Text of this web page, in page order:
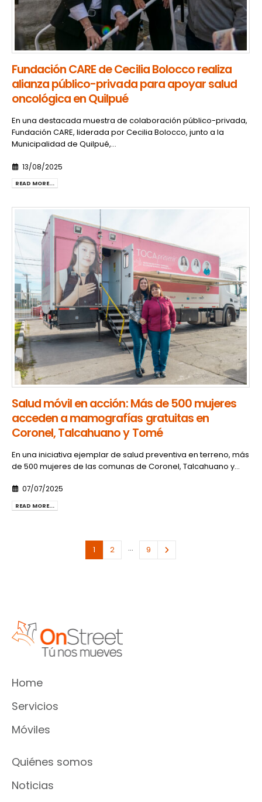
Fundación CARE de Cecilia Bolocco realiza
alianza público-privada para apoyar salud
oncológica en Quilpué
En una destacada muestra de colaboración público-privada,
Fundación CARE, liderada por Cecilia Bolocco, junto a la
Municipalidad de Quilpué,...
13/08/2025
READ MORE...
Salud móvil en acción: Más de 500 mujeres
acceden a mamografías gratuitas en
Coronel, Talcahuano y Tomé
En una iniciativa ejemplar de salud preventiva en terreno, más
de 500 mujeres de las comunas de Coronel, Talcahuano y...
07/07/2025
READ MORE...
1 2 … 9
Home
Servicios
Móviles
Quiénes somos
Noticias